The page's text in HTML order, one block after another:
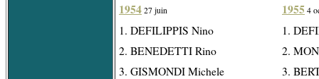
1954 27 juin
1. DEFILIPPIS Nino
2. BENEDETTI Rino
3. GISMONDI Michele
1955 4
1.
2.
3.